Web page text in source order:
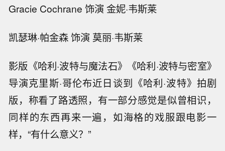
Gracie Cochrane 饰演 金妮·韦斯莱
凯瑟琳·帕金森 饰演 莫丽·韦斯莱
影版《哈利·波特与魔法石》《哈利·波特与密室》
导演克里斯·哥伦布近日谈到《哈利·波特》拍剧
版，称看了路透照，有一部分感觉是似曾相识，
同样的东西再来一遍，如海格的戏服跟电影一
样，“有什么意义？”